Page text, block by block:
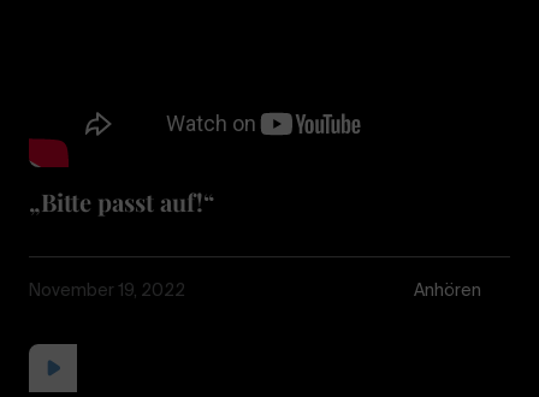
„Bitte passt auf!“
November 19, 2022 Anhören